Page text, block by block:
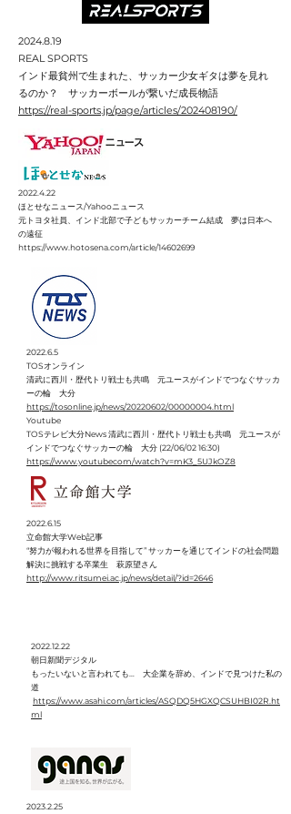
2024.8.19
REAL SPORTS
インド最貧州で生まれた、サッカー少女ギタは夢を見れ
るのか？ サッカーボールが繋いだ成長物語
https://real-sports.jp/page/articles/202408190/
2022.4.22
ほとせなニュース/Yahooニュース
元トヨタ社員、インド北部で子どもサッカーチーム結成 夢は日本へ
の遠征
https://www.hotosena.com/article/14602699
2022.6.5
TOSオンライン
清武に西川・歴代トリ戦士も共鳴 元ユースがインドでつなぐサッカ
ーの輪 大分
https://tosonline.jp/news/20220602/00000004.html
Youtube
TOSテレビ大分News 清武に西川・歴代トリ戦士も共鳴 元ユースが
インドでつなぐサッカーの輪 大分 (22/06/02 16:30)
https://www.youtubecom/watch?v=mK3_5UJkOZ8
2022.6.15
立命館大学Web記事
“努力が報われる世界を目指して” サッカーを通じてインドの社会問題
解決に挑戦する卒業生 萩原望さん
http://www.ritsumei.ac.jp/news/detail/?id=2646
2022.12.22
朝日新聞デジタル
もったいないと言われても… 大企業を辞め、インドで見つけた私の
道
https://www.asahi.com/articles/ASQDQ5HGXQCSUHBI02R.ht
ml
2023.2.25